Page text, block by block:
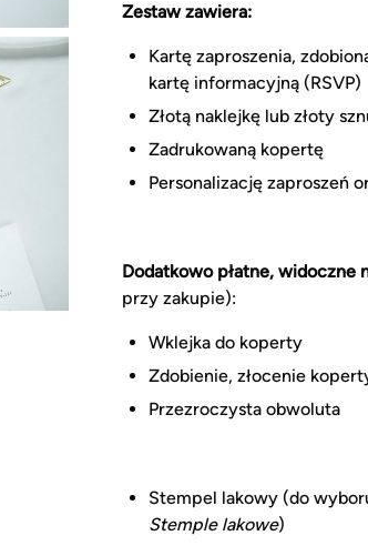
Zestaw zawiera:
Kartę zaproszenia,
kartę informacyjną (RSVP)
Złotą naklejkę lub złoty
Zadrukowaną kopertę
Personalizację zaproszeń
Dodatkowo płatne, widoczne
przy zakupie):
Wklejka do koperty
Zdobienie, złocenie
Przezroczysta obwoluta
Stempel lakowy (do
Stemple lakowe)